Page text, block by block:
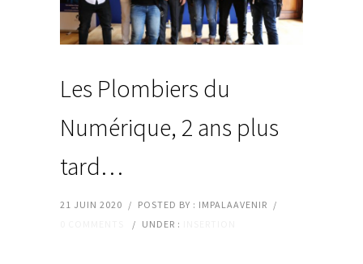
Les Plombiers du
Numérique, 2 ans plus
tard…
21 JUIN 2020 / POSTED BY : IMPALAAVENIR /
/ UNDER :